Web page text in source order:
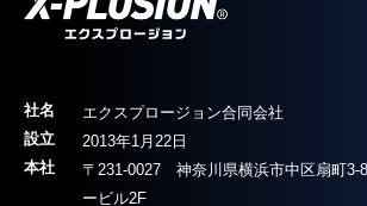
社名
エクスプロージョン合同会社
設立
2013年1月22日
本社
〒231-0027 神奈川県横浜市中区扇町3-
ービル2F